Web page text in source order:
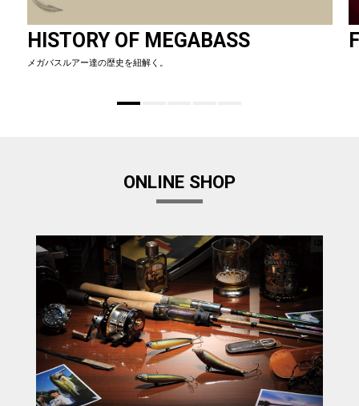
HISTORY OF MEGABASS
メガバスルアー達の歴史を紐解く。
ONLINE SHOP